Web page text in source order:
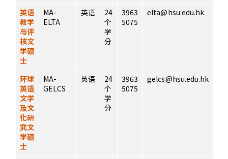
英语
教学
与评
核文
学硕
士
MA-
ELTA
英语
24
个
学
分
3963
5075
elta@hsu.edu.hk
环球
英语
文学
及文
化研
究文
学硕
士
MA-
GELCS
英语
24
个
学
分
3963
5075
gelcs@hsu.edu.hk